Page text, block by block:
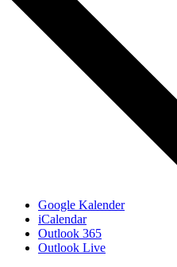
Google Kalender
iCalendar
Outlook 365
Outlook Live